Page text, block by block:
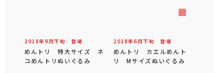
2018年9 月下旬 登場
めんトリ 特大サイズ ネ
コめんトリぬいぐるみ
2018年6 月下旬 登場
めんトリ カエルめんト
リ Mサイズぬいぐるみ